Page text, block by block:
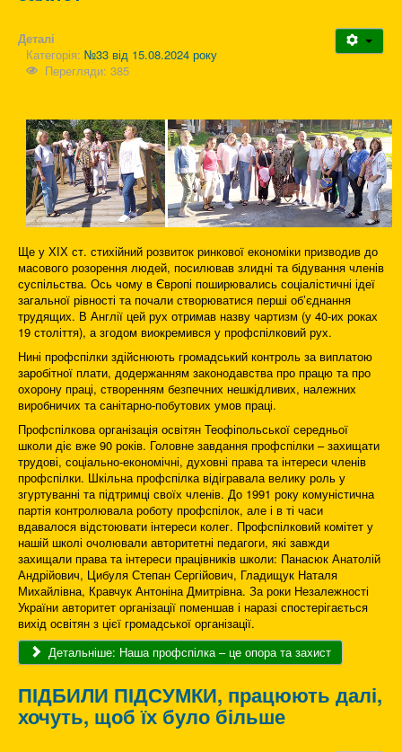
Деталі
Категорія: №33 від 15.08.2024 року
Перегляди: 385
Ще у ХІХ ст. стихійний розвиток ринкової економіки призводив до
масового розорення людей, посилював злидні та бідування членів
суспільства. Ось чому в Європі поширювались соціалістичні ідеї
загальної рівності та почали створюватися перші обʼєднання
трудящих. В Англії цей рух отримав назву чартизм (у 40-их роках
19 століття), а згодом виокремився у профспілковий рух.
Нині профспілки здійснюють громадський контроль за виплатою
заробітної плати, додержанням законодавства про працю та про
охорону праці, створенням безпечних нешкідливих, належних
виробничих та санітарно-побутових умов праці.
Профспілкова організація освітян Теофіпольської середньої
школи діє вже 90 років. Головне завдання профспілки – захищати
трудові, соціально-економічні, духовні права та інтереси членів
профспілки. Шкільна профспілка відігравала велику роль у
згуртуванні та підтримці своїх членів. До 1991 року комуністична
партія контролювала роботу профспілок, але і в ті часи
вдавалося відстоювати інтереси колег. Профспілковий комітет у
нашій школі очолювали авторитетні педагоги, які завжди
захищали права та інтереси працівників школи: Панасюк Анатолій
Андрійович, Цибуля Степан Сергійович, Гладищук Наталя
Михайлівна, Кравчук Антоніна Дмитрівна. За роки Незалежності
України авторитет організації поменшав і наразі спостерігається
вихід освітян з цієї громадської організації.
Детальніше: Наша профспілка – це опора та захист
ПІДБИЛИ ПІДСУМКИ, працюють далі,
хочуть, щоб їх було більше